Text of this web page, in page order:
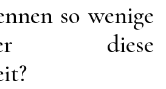
so wenige
diese